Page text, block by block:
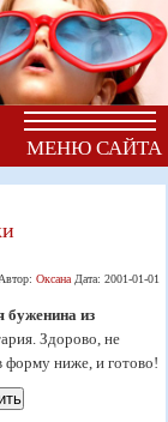
МЕНЮ САЙТА
Автор: ОксанаДата: 2001-01-01
буженина из
Здорово, не
форму ниже, и готово!